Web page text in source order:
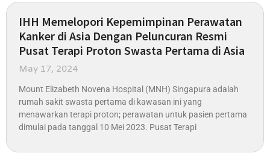
IHH Memelopori Kepemimpinan Perawatan
Kanker di Asia Dengan Peluncuran Resmi
Pusat Terapi Proton Swasta Pertama di Asia
May 17, 2024
Mount Elizabeth Novena Hospital (MNH) Singapura adalah
rumah sakit swasta pertama di kawasan ini yang
menawarkan terapi proton; perawatan untuk pasien pertama
dimulai pada tanggal 10 Mei 2023. Pusat Terapi